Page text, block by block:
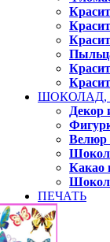
ШОКОЛАД,
Декор
Велюр
Какао
ПЕЧАТЬ